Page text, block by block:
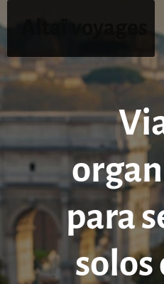
al
para
solos